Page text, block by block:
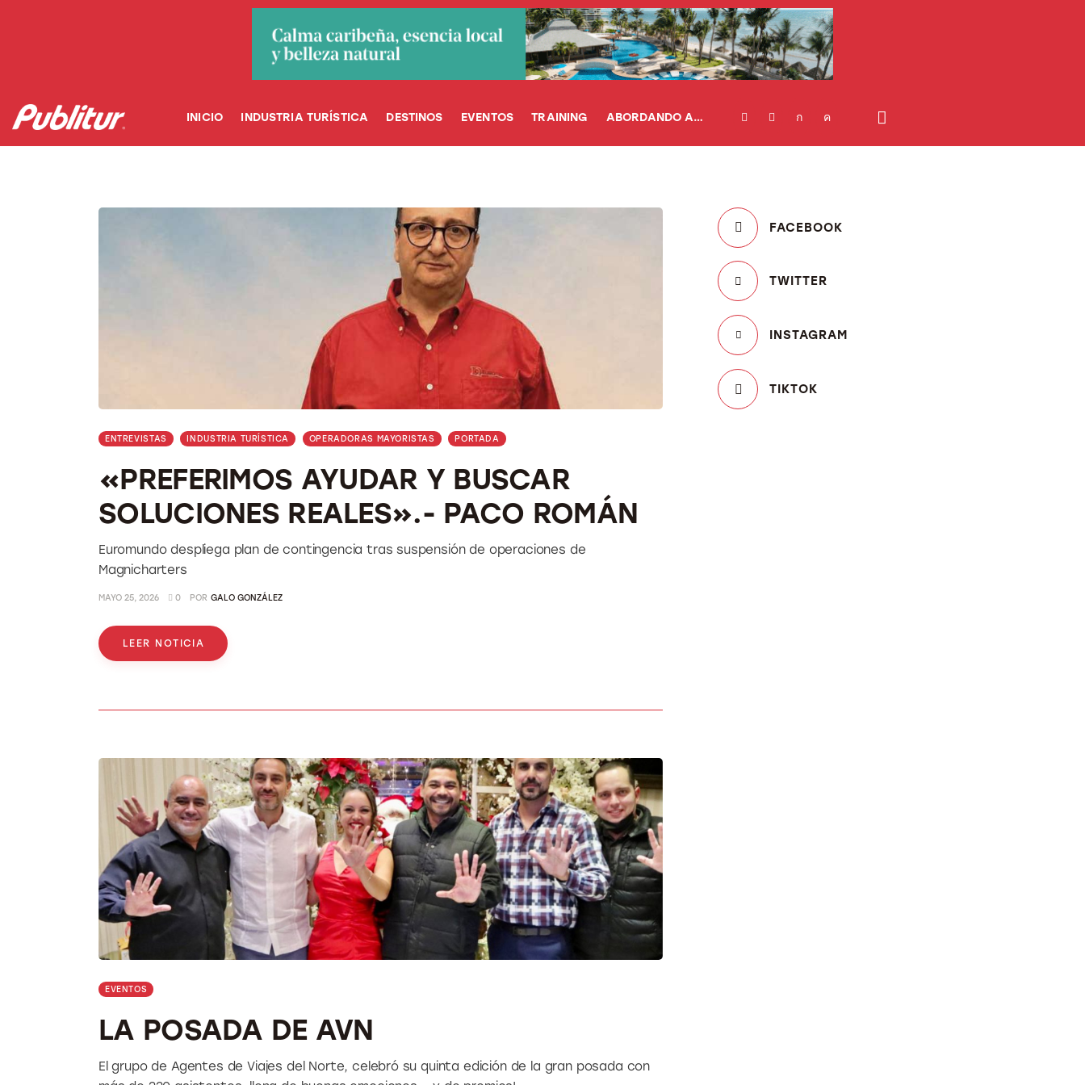
INICIO INDUSTRIA TURÍSTICA DESTINOS EVENTOS TRAINING ABORDANDO A…
ENTREVISTAS INDUSTRIA TURÍSTICA OPERADORAS MAYORISTAS PORTADA
«PREFERIMOS AYUDAR Y BUSCAR
SOLUCIONES REALES».- PACO ROMÁN
Euromundo despliega plan de contingencia tras suspensión de operaciones de
Magnicharters
MAYO 25, 2026 0 POR GALO GONZÁLEZ
LEER NOTICIA
EVENTOS
LA POSADA DE AVN
El grupo de Agentes de Viajes del Norte, celebró su quinta edición de la gran posada con
FACEBOOK
TWITTER
INSTAGRAM
TIKTOK